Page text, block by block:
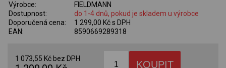
Výrobce:
FIELDMANN
Dostupnost:
do 1-4 dnů, pokud je skladem u výrobce
Doporučená cena:
1 299,00 Kč s DPH
EAN:
8590669289318
1 073,55 Kč bez DPH